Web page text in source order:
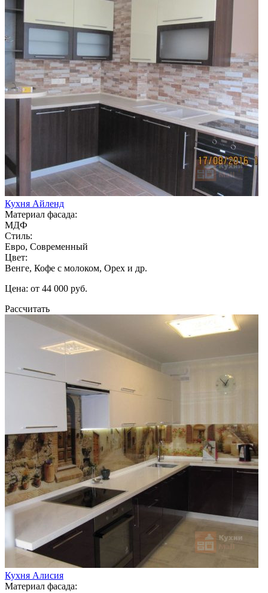
Кухня Айленд
Материал фасада:
МДФ
Стиль:
Евро, Современный
Цвет:
Венге, Кофе с молоком, Орех и др.
Цена: от 44 000 руб.
Рассчитать
Кухня Алисия
Материал фасада: